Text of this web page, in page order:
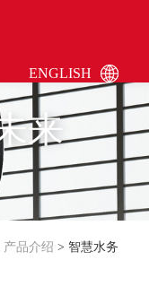
ENGLISH
来
产品介绍 > 智慧水务